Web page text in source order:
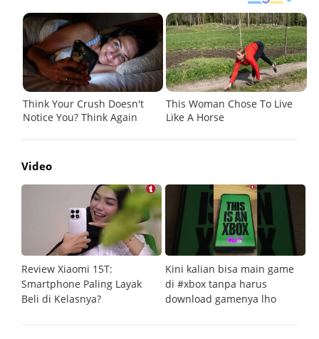
Video
Review Xiaomi 15T:
Smartphone Paling Layak
Beli di Kelasnya?
Kini kalian bisa main game
di #xbox tanpa harus
download gamenya lho